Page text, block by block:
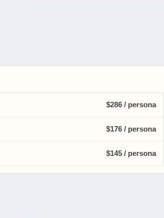
$286 / persona
$176 / persona
$145 / persona